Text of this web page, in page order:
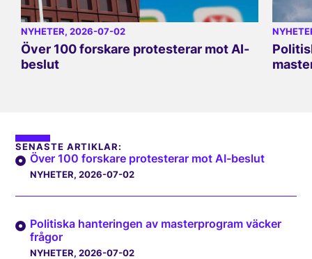
NYHETER, 2026-07-02
Över 100 forskare protesterar mot AI-
beslut
SENASTE ARTIKLAR:
Över 100 forskare protesterar mot AI-beslut
NYHETER, 2026-07-02
Politiska hanteringen av masterprogram väcker
frågor
NYHETER, 2026-07-02